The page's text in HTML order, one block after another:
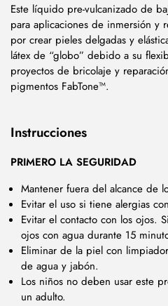
Este líquido pre-vulcanizado de
para aplicaciones de inmersión y
por crear pieles delgadas y
látex de “globo” debido a su
proyectos de bricolaje y
pigmentos FabTone™.
Instrucciones
PRIMERO LA SEGURIDAD
Mantener fuera del alcance de
Evitar el uso si tiene alergias
Evitar el contacto con los ojos.
ojos con agua durante 15
Eliminar de la piel con
de agua y jabón.
Los niños no deben usar este
un adulto.